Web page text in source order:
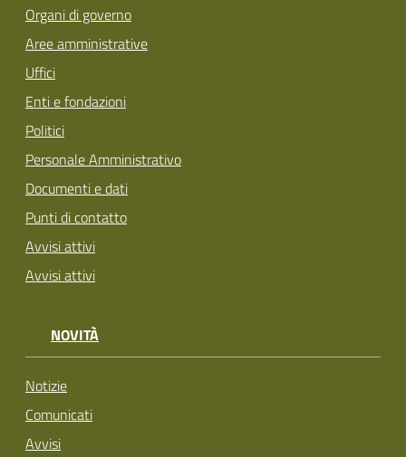
Organi di governo
Aree amministrative
Uffici
Enti e fondazioni
Politici
Personale Amministrativo
Documenti e dati
Punti di contatto
Avvisi attivi
Avvisi attivi
NOVITÀ
Notizie
Comunicati
Avvisi